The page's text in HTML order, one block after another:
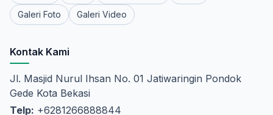
Galeri Foto
Galeri Video
Kontak Kami
Jl. Masjid Nurul Ihsan No. 01 Jatiwaringin Pondok
Gede Kota Bekasi
Telp: +6281266888844